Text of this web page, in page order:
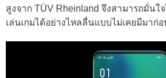
สูงจาก TÜV Rheinland จึงสามารถมั่นใจ
เล่นเกมได้อย่างไหลลื่นแบบไม่เคยมีมาก่